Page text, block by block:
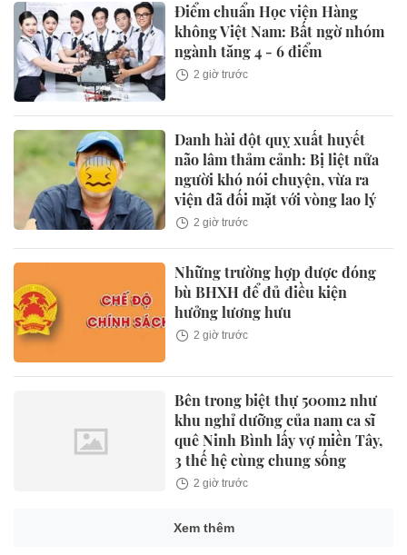
Điểm chuẩn Học viện Hàng
không Việt Nam: Bất ngờ nhóm
ngành tăng 4 - 6 điểm
2 giờ trước
Danh hài đột quỵ xuất huyết
não lâm thảm cảnh: Bị liệt nửa
người khó nói chuyện, vừa ra
viện đã đối mặt với vòng lao lý
2 giờ trước
Những trường hợp được đóng
bù BHXH để đủ điều kiện
hưởng lương hưu
2 giờ trước
Bên trong biệt thự 500m2 như
khu nghỉ dưỡng của nam ca sĩ
quê Ninh Bình lấy vợ miền Tây,
3 thế hệ cùng chung sống
2 giờ trước
Xem thêm